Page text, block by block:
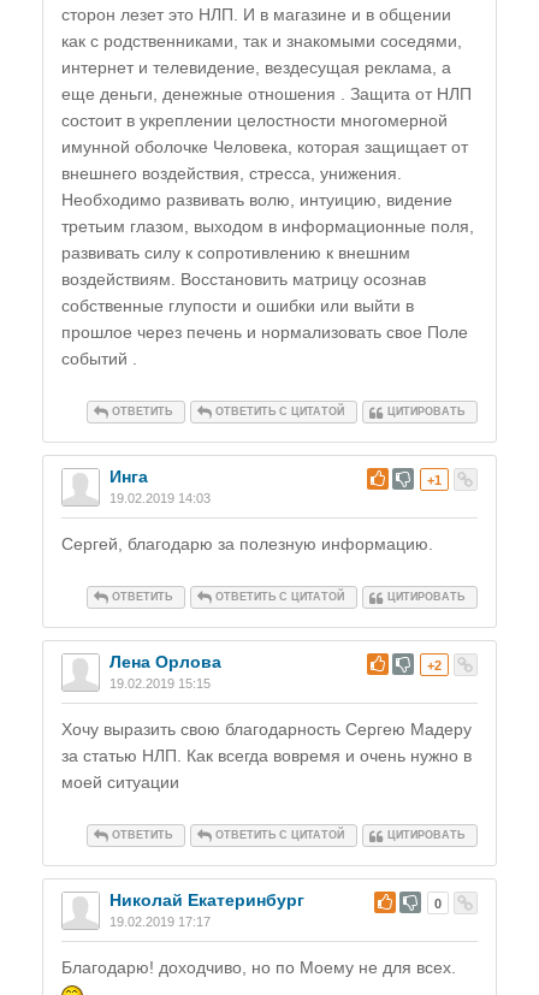
сторон лезет это НЛП. И в магазине и в общении
как с родственниками, так и знакомыми соседями,
интернет и телевидение, вездесущая реклама, а
еще деньги, денежные отношения . Защита от НЛП
состоит в укреплении целостности многомерной
имунной оболочке Человека, которая защищает от
внешнего воздействия, стресса, унижения.
Необходимо развивать волю, интуицию, видение
третьим глазом, выходом в информационные поля,
развивать силу к сопротивлению к внешним
воздействиям. Восстановить матрицу осознав
собственные глупости и ошибки или выйти в
прошлое через печень и нормализовать свое Поле
событий .
ОТВЕТИТЬ ОТВЕТИТЬ С ЦИТАТОЙ ЦИТИРОВАТЬ
# +1
Инга
19.02.2019 14:03
Сергей, благодарю за полезную информацию.
ОТВЕТИТЬ ОТВЕТИТЬ С ЦИТАТОЙ ЦИТИРОВАТЬ
# +2
Лена Орлова
19.02.2019 15:15
Хочу выразить свою благодарность Сергею Мадеру
за статью НЛП. Как всегда вовремя и очень нужно в
моей ситуации
ОТВЕТИТЬ ОТВЕТИТЬ С ЦИТАТОЙ ЦИТИРОВАТЬ
# 0
Николай Екатеринбург
19.02.2019 17:17
Благодарю! доходчиво, но по Моему не для всех.